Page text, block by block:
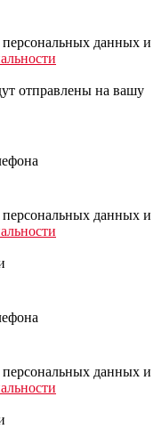
персональных данных и
отправлены на вашу
персональных данных и
персональных данных и